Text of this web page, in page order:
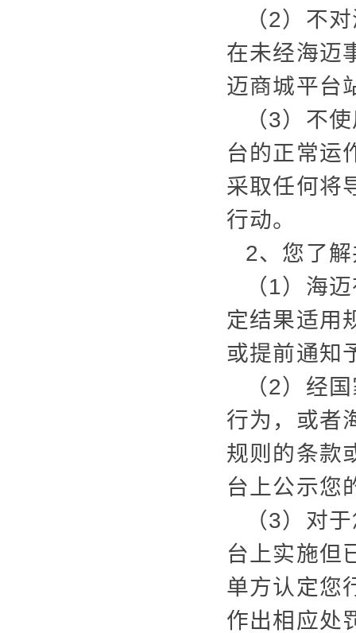
（2）不
在未经海迈
迈商城平台
（3）不
台的正常运
采取任何将
行动。
2、您了
（1）海
定结果适用
或提前通知
（2）经
行为，或者
规则的条款
台上公示您
（3）对
台上实施但
单方认定您
作出相应处